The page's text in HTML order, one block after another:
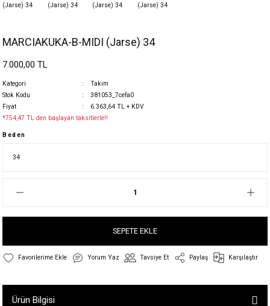
MARCIAKUKA-B-MIDI (Jarse) 34
7.000,00 TL
Kategori
Takım
Stok Kodu
381053_7cefa0
Fiyat
6.363,64 TL + KDV
*754,47 TL den başlayan taksitlerle!!
Beden
SEPETE EKLE
Yorum Yaz Tavsiye Et Paylaş Karşılaştır
Ürün Bilgisi